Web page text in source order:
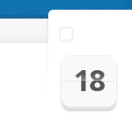
18